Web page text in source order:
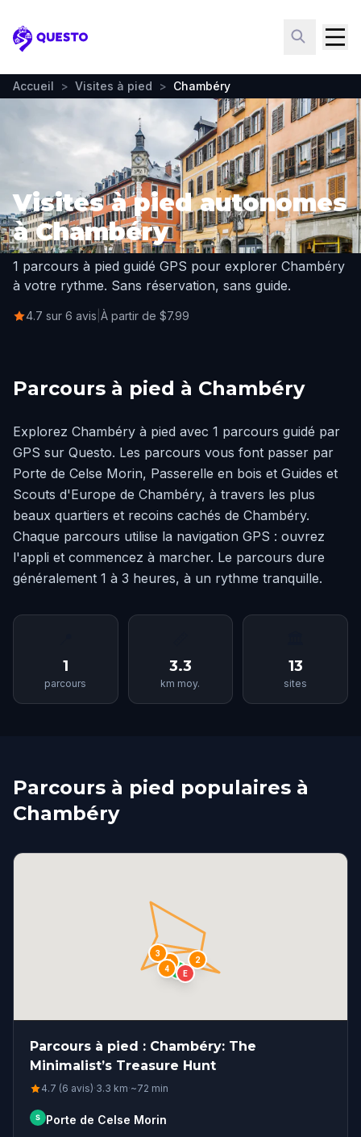
Questo
Accueil > Visites à pied > Chambéry
Visites à pied autonomes
à Chambéry
1 parcours à pied guidé GPS pour explorer Chambéry
à votre rythme. Sans réservation, sans guide.
4.7 sur 6 avis À partir de $7.99
Parcours à pied à Chambéry
Explorez Chambéry à pied avec 1 parcours guidé par
GPS sur Questo. Les parcours vous font passer par
Porte de Celse Morin, Passerelle en bois et Guides et
Scouts d'Europe de Chambéry, à travers les plus
beaux quartiers et recoins cachés de Chambéry.
Chaque parcours utilise la navigation GPS : ouvrez
l'appli et commencez à marcher. Le parcours dure
généralement 1 à 3 heures, à un rythme tranquille.
1
parcours
3.3
km moy.
13
sites
Parcours à pied populaires à
Chambéry
S
1 2
3
4
E
Parcours à pied : Chambéry: The
Minimalist’s Treasure Hunt
4.7 (6 avis)·3.3 km·~72 min
S Porte de Celse Morin